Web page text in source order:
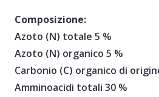
Composizione:
Azoto (N) totale 5 %
Azoto (N) organico 5 %
Carbonio (C) organico di
Amminoacidi totali 30 %